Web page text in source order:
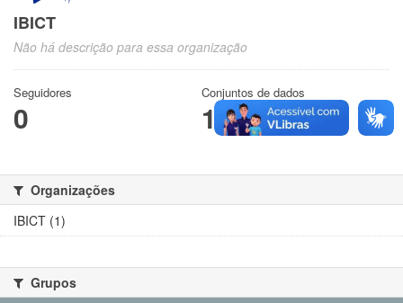
IBICT
Não há descrição para essa organização
Seguidores
0
Conjuntos de dados
1
Organizações
IBICT (1)
Grupos